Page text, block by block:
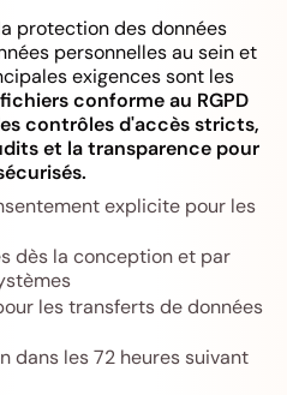
protection des données
personnelles au sein et
exigences sont les
conforme au RGPD
contrôles d'accès stricts,
et la transparence pour
explicite pour les
dès la conception et par
les transferts de données
dans les 72 heures suivant